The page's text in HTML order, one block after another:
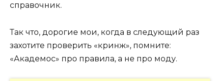
справочник.
Так что, дорогие мои, когда в следующий раз
захотите проверить «кринж», помните:
«Академос» про правила, а не про моду.